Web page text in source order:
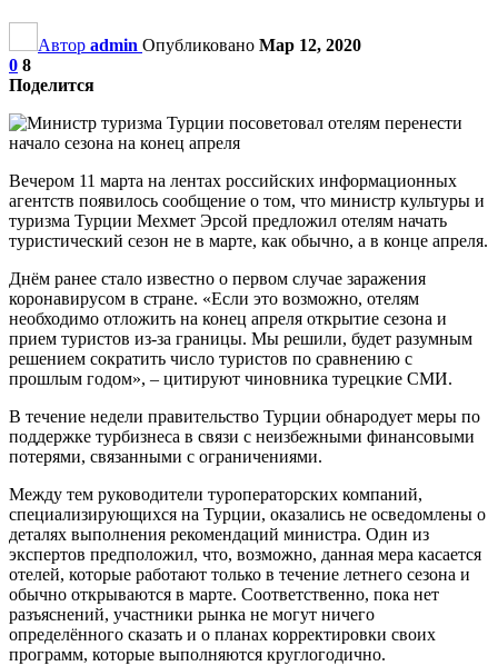
Автор admin Опубликовано Мар 12, 2020
0 8
Поделится
Вечером 11 марта на лентах российских информационных
агентств появилось сообщение о том, что министр культуры и
туризма Турции Мехмет Эрсой предложил отелям начать
туристический сезон не в марте, как обычно, а в конце апреля.
Днём ранее стало известно о первом случае заражения
коронавирусом в стране. «Если это возможно, отелям
необходимо отложить на конец апреля открытие сезона и
прием туристов из-за границы. Мы решили, будет разумным
решением сократить число туристов по сравнению с
прошлым годом», – цитируют чиновника турецкие СМИ.
В течение недели правительство Турции обнародует меры по
поддержке турбизнеса в связи с неизбежными финансовыми
потерями, связанными с ограничениями.
Между тем руководители туроператорских компаний,
специализирующихся на Турции, оказались не осведомлены о
деталях выполнения рекомендаций министра. Один из
экспертов предположил, что, возможно, данная мера касается
отелей, которые работают только в течение летнего сезона и
обычно открываются в марте. Соответственно, пока нет
разъяснений, участники рынка не могут ничего
определённого сказать и о планах корректировки своих
программ, которые выполняются круглогодично.